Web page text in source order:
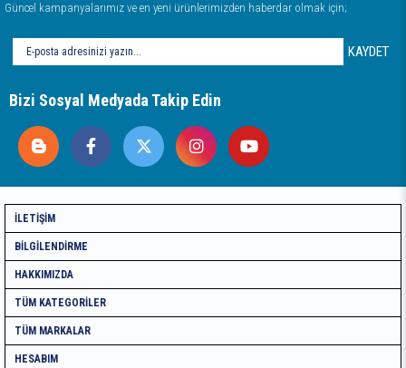
Güncel kampanyalarımız ve en yeni ürünlerimizden haberdar olmak için;
KAYDET
Bizi Sosyal Medyada Takip Edin
İLETIŞIM
BILGILENDIRME
HAKKIMIZDA
TÜM KATEGORILER
TÜM MARKALAR
HESABIM